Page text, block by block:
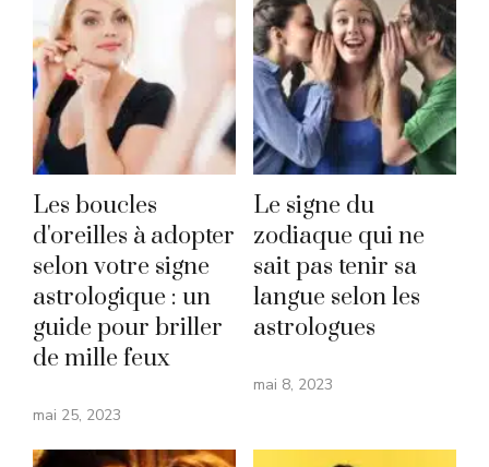
Les boucles
d'oreilles à adopter
selon votre signe
astrologique : un
guide pour briller
de mille feux
mai 25, 2023
Le signe du
zodiaque qui ne
sait pas tenir sa
langue selon les
astrologues
mai 8, 2023